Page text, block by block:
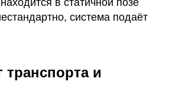
в статичной позе
система подаёт
и